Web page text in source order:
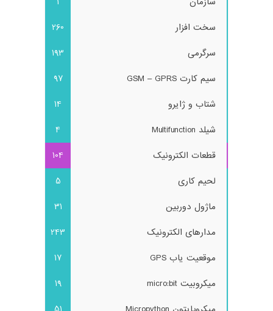
سخت افزار
260
سرگرمی
193
سیم کارت GSM – GPRS
97
شتاب و ژایرو
14
شیلد Multifunction
4
قطعات الکترونیک
104
لحیم کاری
5
ماژول دوربین
31
مدارهای الکترونیک
243
موقعیت یاب GPS
17
میکروبیت micro:bit
19